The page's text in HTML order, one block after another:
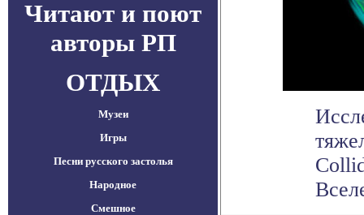
Читают и поют
авторы РП
ОТДЫХ
Музеи
Игры
Песни русского застолья
Народное
Смешное